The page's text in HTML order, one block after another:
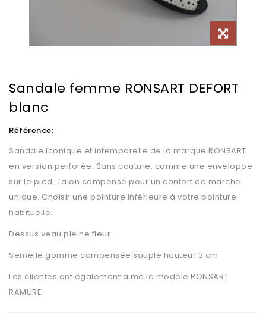
Sandale femme RONSART DEFORT
blanc
Référence:
Sandale iconique et intemporelle de la marque RONSART
en version perforée. Sans couture, comme une enveloppe
sur le pied. Talon compensé pour un confort de marche
unique. Choisir une pointure inférieure à votre pointure
habituelle.
Dessus veau pleine fleur
Semelle gomme compensée souple hauteur 3 cm
Les clientes ont également aimé le modèle RONSART
RAMURE